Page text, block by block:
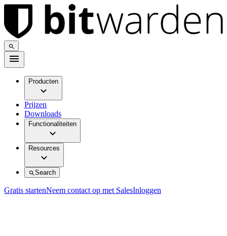
Producten
Prijzen
Downloads
Functionaliteiten
Resources
Search
Gratis startenNeem contact op met SalesInloggen